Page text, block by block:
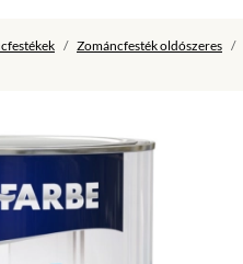
Zománcfesték oldószeres